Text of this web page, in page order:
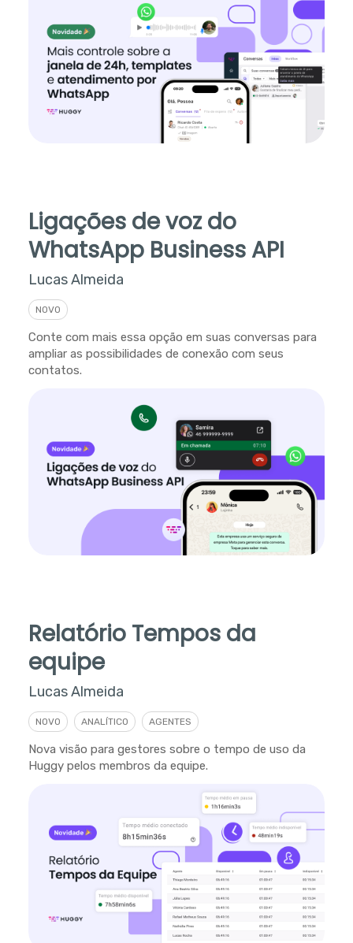
Ligações de voz do
WhatsApp Business API
Lucas Almeida
NOVO
Conte com mais essa opção em suas conversas para
ampliar as possibilidades de conexão com seus
contatos.
Relatório Tempos da
equipe
Lucas Almeida
NOVO ANALÍTICO AGENTES
Nova visão para gestores sobre o tempo de uso da
Huggy pelos membros da equipe.